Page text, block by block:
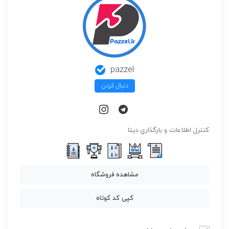
pazzel
دنبال کردن
كنترل اطلاعات و بارگذاري ديتا
مشاهده فروشگاه
کپی کد کوتاه